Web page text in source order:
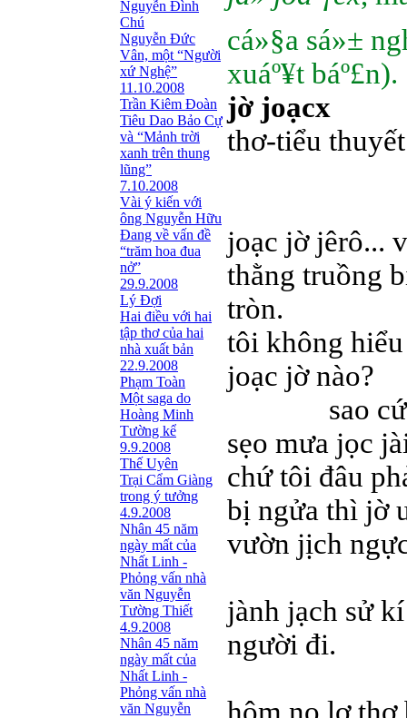
Nguyễn Đình
Chú
Nguyễn Đức
Vân, một “Người
xứ Nghệ”
11.10.2008
Trần Kiêm Đoàn
Tiêu Dao Bảo Cự
và “Mảnh trời
xanh trên thung
lũng”
7.10.2008
Vài ý kiến với
ông Nguyễn Hữu
Đang về vấn đề
“trăm hoa đua
nở”
29.9.2008
Lý Đợi
Hai điều với hai
tập thơ của hai
nhà xuất bản
22.9.2008
Phạm Toàn
Một saga do
Hoàng Minh
Tường kể
9.9.2008
Thế Uyên
Trại Cẩm Giàng
trong ý tưởng
4.9.2008
Nhân 45 năm
ngày mất của
Nhất Linh -
Phỏng vấn nhà
văn Nguyễn
Tường Thiết
4.9.2008
Nhân 45 năm
ngày mất của
Nhất Linh -
Phỏng vấn nhà
văn Nguyễn
cá»§a sá»±
xuáº¥t báº£n).
jờ joạcx
thơ-tiểu
joạc jờ jêrô...
thằng truồng
tròn.
tôi không
joạc jờ nào?
sao cứ
sẹo mưa jọc
chứ tôi đâu
bị ngửa thì jờ
vườn jịch
jành jạch sử
người đi.